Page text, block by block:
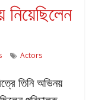
Actors
তিনি অভিনয়